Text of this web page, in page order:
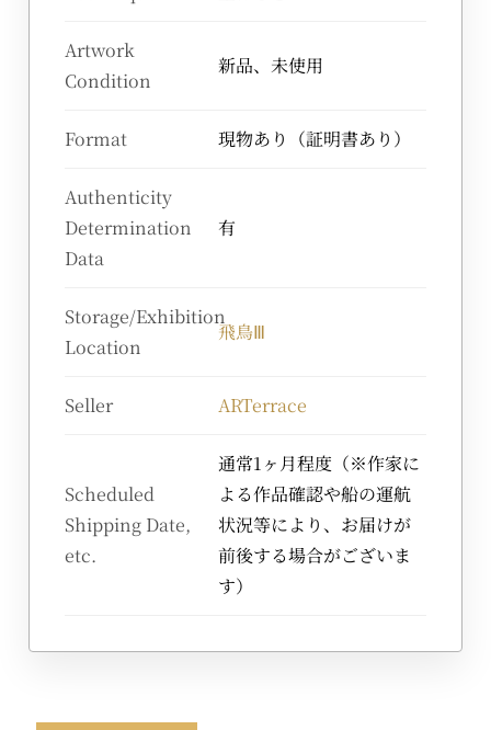
Artwork
Condition
新品、未使用
Format 現物あり（証明書あり）
Authenticity
Determination
Data
有
Storage/Exhibition
Location
飛鳥Ⅲ
Seller ARTerrace
Scheduled
Shipping Date,
etc.
通常1ヶ月程度（※作家に
よる作品確認や船の運航
状況等により、お届けが
前後する場合がございま
す）